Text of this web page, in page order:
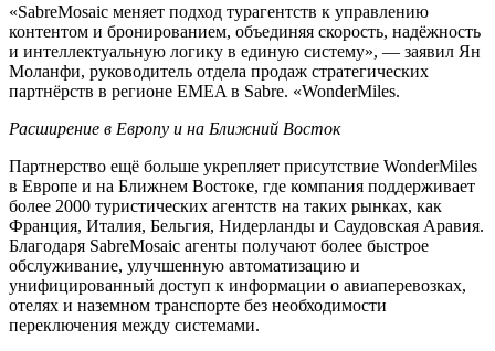
«SabreMosaic меняет подход турагентств к управлению
контентом и бронированием, объединяя скорость, надёжность
и интеллектуальную логику в единую систему», — заявил Ян
Моланфи, руководитель отдела продаж стратегических
партнёрств в регионе EMEA в Sabre. «WonderMiles.
Расширение в Европу и на Ближний Восток
Партнерство ещё больше укрепляет присутствие WonderMiles
в Европе и на Ближнем Востоке, где компания поддерживает
более 2000 туристических агентств на таких рынках, как
Франция, Италия, Бельгия, Нидерланды и Саудовская Аравия.
Благодаря SabreMosaic агенты получают более быстрое
обслуживание, улучшенную автоматизацию и
унифицированный доступ к информации о авиаперевозках,
отелях и наземном транспорте без необходимости
переключения между системами.